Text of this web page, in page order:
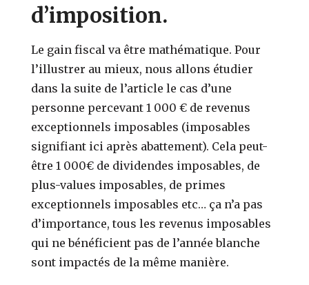
d’imposition.
Le gain fiscal va être mathématique. Pour
l’illustrer au mieux, nous allons étudier
dans la suite de l’article le cas d’une
personne percevant 1 000 € de revenus
exceptionnels imposables (imposables
signifiant ici après abattement). Cela peut-
être 1 000€ de dividendes imposables, de
plus-values imposables, de primes
exceptionnels imposables etc… ça n’a pas
d’importance, tous les revenus imposables
qui ne bénéficient pas de l’année blanche
sont impactés de la même manière.